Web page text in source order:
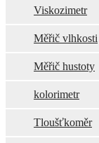
Viskozimetr
Měřič vlhkosti
Měřič hustoty
kolorimetr
Tloušťkoměr